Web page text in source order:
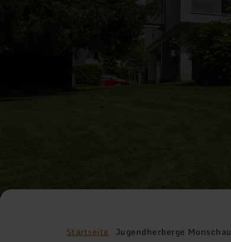
Startseite Jugendherberge